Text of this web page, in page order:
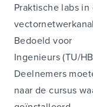
Praktische labs
Bedoeld voor
Ingenieurs (TU/
Deelnemers
naar de cursus